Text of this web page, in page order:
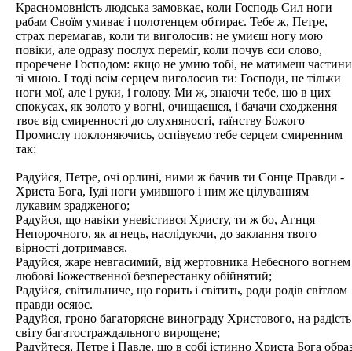
Красномовність людська замовкає, коли Господь Сил ноги
рабам Своїм умиває і полотенцем обтирає. Тебе ж, Петре,
страх перемагав, коли ти виголосив: не умиєш ногу мою
повіки, але одразу послух переміг, коли почув єси слово,
проречене Господом: якщо не умию тобі, не матимеш частини
зі мною. І тоді всім серцем виголосив ти: Господи, не тільки
ноги мої, але і руки, і голову. Ми ж, знаючи тебе, що в цих
спокусах, як золото у вогні, очищаєшся, і бачачи сходження
твоє від смиренності до слухняності, таїнству Божого
Промислу поклоняючись, оспівуємо тебе серцем смиренним
так:
Радуйся, Петре, очі орлині, ними ж бачив ти Сонце Правди -
Христа Бога, Іуді ноги умившого і ним же цілуванням
лукавим зрадженого;
Радуйся, що навіки уневістився Христу, ти ж бо, Агнця
Непорочного, як агнець, наслідуючи, до заклання твого
вірності дотримався.
Радуйся, жаре невгасимий, від жертовника Небесного вогнем
любові Божественної безперестанку обійнятий;
Радуйся, світильниче, що горить і світить, роди родів світлом
правди осяює.
Радуйся, гроно багаторясне винограду Христового, на радість
світу багатостраждального вирощене;
Радуйтеся, Петре і Павле, що в собі істинно Христа Бога